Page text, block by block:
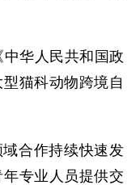
华人民共和国政
猫科动物跨境自
合作持续快速发
专业人员提供交